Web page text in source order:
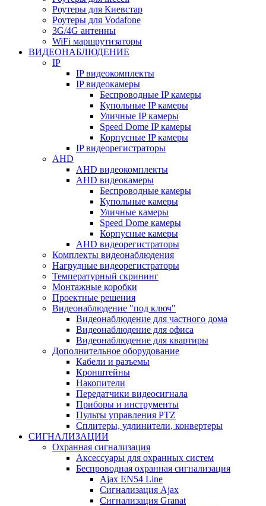
Роутеры для Киевстар
Роутеры для Vodafone
3G/4G антенны
WiFi маршрутизаторы
ВИДЕОНАБЛЮДЕНИЕ
IP
IP видеокомплекты
IP видеокамеры
Беспроводные IP камеры
Купольные IP камеры
Уличные IP камеры
Speed Dome IP камеры
Корпусные IP камеры
IP видеорегистраторы
AHD
AHD видеокомплекты
AHD видеокамеры
Беспроводные камеры
Купольные камеры
Уличные камеры
Speed Dome камеры
Корпусные камеры
AHD видеорегистраторы
Комплекты видеонаблюдения
Нагрудные видеорегистраторы
Температурный скрининг
Монтажные коробки
Проектные решения
Видеонаблюдение "под ключ"
Видеонаблюдение для частного дома
Видеонаблюдение для офиса
Видеонаблюдение для квартиры
Дополнительное оборудование
Кабели и разъемы
Кронштейны
Накопители
Передатчики видеосигнала
Приборы и инструменты
Пульты управления PTZ
Сплитеры, удлинители, конвертеры
СИГНАЛИЗАЦИИ
Охранная сигнализация
Аксессуары для охранных систем
Беспроводная охранная сигнализация
Ajax EN54 Line
Сигнализация Ajax
Сигнализация Granat